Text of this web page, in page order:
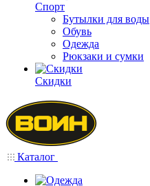
Спорт
Бутылки для воды
Обувь
Одежда
Рюкзаки и сумки
Скидки
Каталог